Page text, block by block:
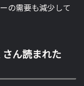
の需要も減少して
ん読まれた